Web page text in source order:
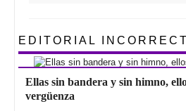
EDITORIAL
Ellas sin bandera y sin himno,
vergüenza